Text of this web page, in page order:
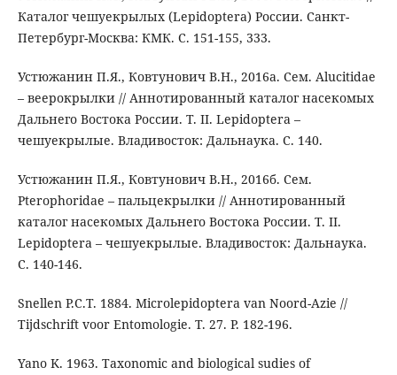
Каталог чешуекрылых (Lepidoptera) России. Санкт-
Петербург-Москва: КМК. С. 151-155, 333.
Устюжанин П.Я., Ковтунович В.Н., 2016а. Сем. Alucitidae
– веерокрылки // Аннотированный каталог насекомых
Дальнего Востока России. Т. II. Lepidoptera –
чешуекрылые. Владивосток: Дальнаука. С. 140.
Устюжанин П.Я., Ковтунович В.Н., 2016б. Сем.
Pterophoridae – пальцекрылки // Аннотированный
каталог насекомых Дальнего Востока России. Т. II.
Lepidoptera – чешуекрылые. Владивосток: Дальнаука.
С. 140-146.
Snellen P.C.T. 1884. Microlepidoptera van Noord-Azie //
Tijdschrift voor Entomologie. T. 27. P. 182-196.
Yano K. 1963. Taxonomic and biological sudies of